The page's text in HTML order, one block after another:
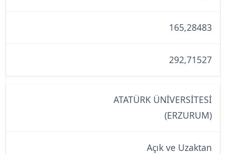
165,28483
292,71527
ATATÜRK ÜNİVERSİTESİ
(ERZURUM)
Açık ve Uzaktan